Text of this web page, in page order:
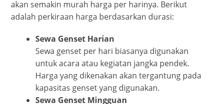
akan semakin murah harga per harinya. Berikut
adalah perkiraan harga berdasarkan durasi:
Sewa Genset Harian
Sewa genset per hari biasanya digunakan
untuk acara atau kegiatan jangka pendek.
Harga yang dikenakan akan tergantung pada
kapasitas genset yang digunakan.
Sewa Genset Mingguan